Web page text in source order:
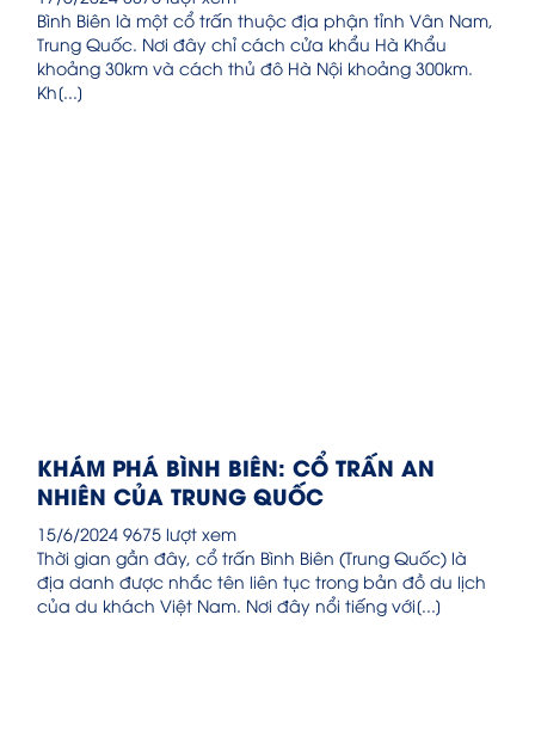
Bình Biên là một cổ trấn thuộc địa phận tỉnh Vân Nam,
Trung Quốc. Nơi đây chỉ cách cửa khẩu Hà Khẩu
khoảng 30km và cách thủ đô Hà Nội khoảng 300km.
Kh[...]
KHÁM PHÁ BÌNH BIÊN: CỔ TRẤN AN
NHIÊN CỦA TRUNG QUỐC
15/6/2024 9675 lượt xem
Thời gian gần đây, cổ trấn Bình Biên (Trung Quốc) là
địa danh được nhắc tên liên tục trong bản đồ du lịch
của du khách Việt Nam. Nơi đây nổi tiếng với[...]